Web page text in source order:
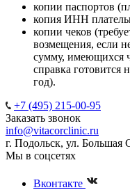
копии паспортов
копия ИНН
копии чеков
возмещения, если
сумму, имеющихся
справка
год).
+7 (495) 215-00-95
Заказать звонок
info@vitacorclinic.ru
г. Подольск, ул. Большая
Мы в соцсетях
Вконтакте